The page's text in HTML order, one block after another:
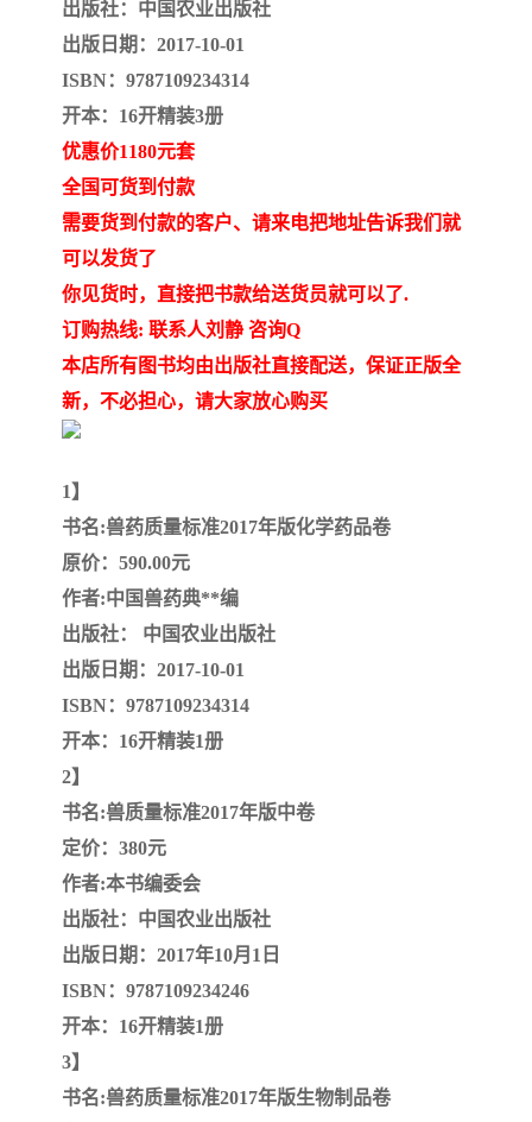
出版社：中国农业出版社
出版日期：2017-10-01
ISBN：9787109234314
开本：16开精装3册
优惠价1180元套
全国可货到付款
需要货到付款的客户、请来电把地址告诉我们就
可以发货了
你见货时，直接把书款给送货员就可以了.
订购热线: 联系人刘静 咨询Q
本店所有图书均由出版社直接配送，保证正版全
新，不必担心，请大家放心购买
1】
书名:兽药质量标准2017年版化学药品卷
原价：590.00元
作者:中国兽药典**编
出版社： 中国农业出版社
出版日期：2017-10-01
ISBN：9787109234314
开本：16开精装1册
2】
书名:兽质量标准2017年版中卷
定价：380元
作者:本书编委会
出版社：中国农业出版社
出版日期：2017年10月1日
ISBN：9787109234246
开本：16开精装1册
3】
书名:兽药质量标准2017年版生物制品卷
辽宁省工程计价定额
江西省建筑工程预算定额
锅炉及压力容器规范国际
性规范ASME
湖北省建设工程预算定额 年考军校教材资料
甘肃省建设工程预算定额 山西省建设工程预算定额
内蒙古建设工程预算定额 公路工程预算定额
陕西建设工程消耗量定额 新疆建设工程预算定额
青海省建筑工程消耗量定 西藏建筑工程计价定额
20kv及以下配电网工程定
广西建筑安装工程预算定
海南省建设工程预算定额
电力工程预算概算定额 重庆市建设工程计价定额
江苏省建设工程计价定额
四川省清单定额
云南省建设工程预算定额
陕西省水利工程概预算定
冶金工业建设工程概算定 河北省建设工程消耗量定